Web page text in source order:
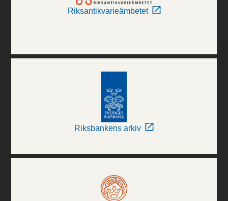
Riksantikvarieämbetet
Riksbankens arkiv